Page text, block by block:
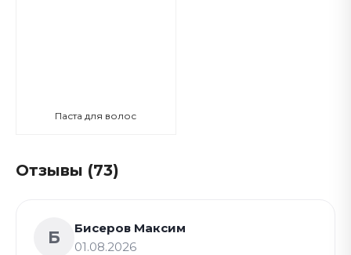
Паста для волос
Отзывы (73)
Б
Бисеров Максим
01.08.2026